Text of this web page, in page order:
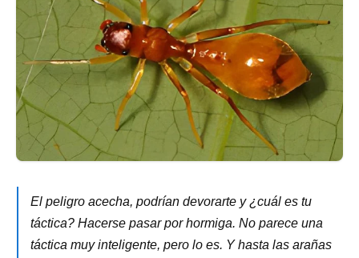
El peligro acecha, podrían devorarte y ¿cuál es tu
táctica? Hacerse pasar por hormiga. No parece una
táctica muy inteligente, pero lo es. Y hasta las arañas